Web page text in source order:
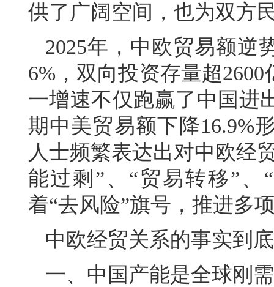
供了广阔空间，也为双方
2025年，中欧贸易额逆
6%，双向投资存量超
一增速不仅跑赢了中国进
期中美贸易额下降16.9%
人士频繁表达出对中欧经
能过剩”、“贸易转移”
着“去风险”旗号，推进多
中欧经贸关系的事实到
一、中国产能是全球刚需